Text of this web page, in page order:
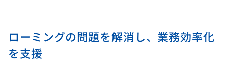
ローミングの問題を解消し、業務効率化
を支援